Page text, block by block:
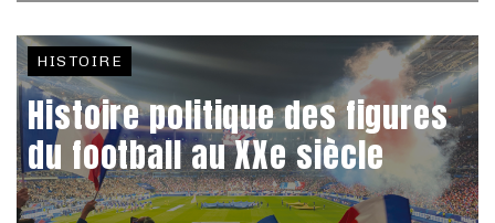
HISTOIRE
Histoire politique des figures
du football au XXe siècle